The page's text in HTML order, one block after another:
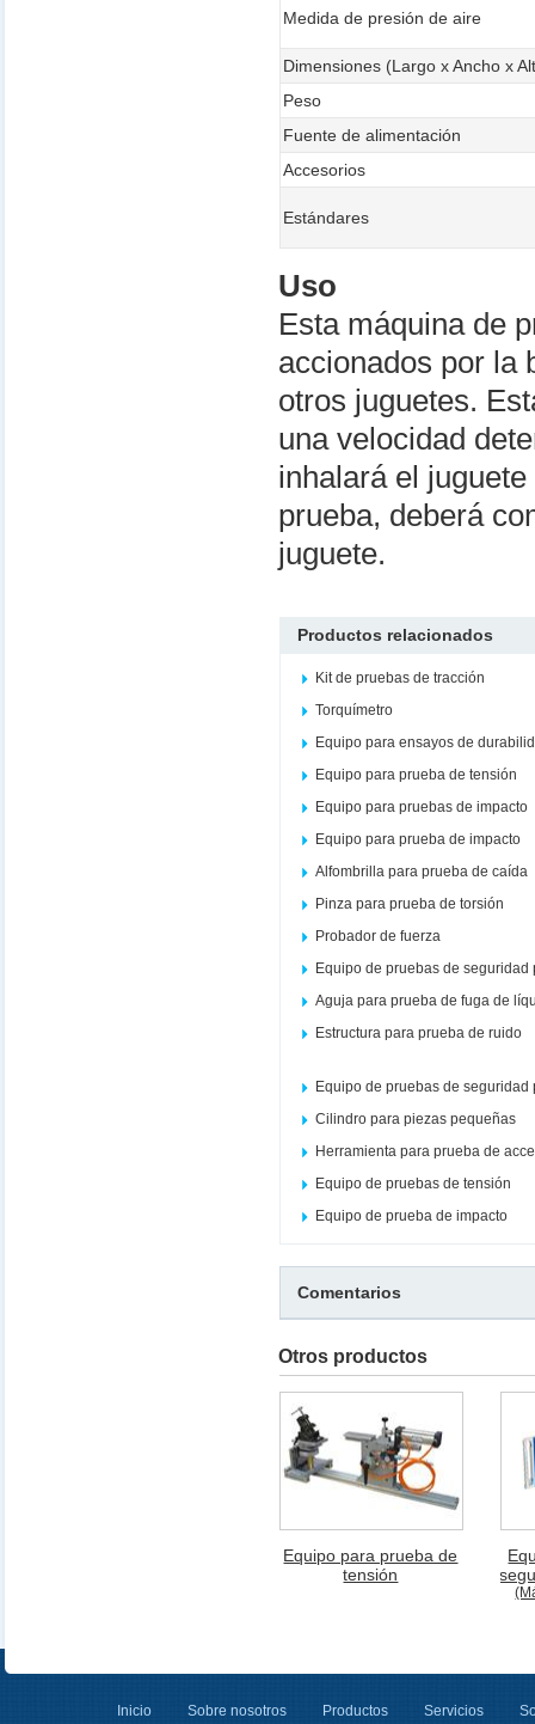
Medida de presión de aire
Dimensiones (Largo x Ancho x
Peso
Fuente de alimentación
Accesorios
Estándares
Uso
Esta máquina de
accionados por la
otros juguetes.
una velocidad
inhalará el
prueba, deberá
juguete.
Productos relacionados
Kit de pruebas de tracción
Torquímetro
Equipo para ensayos de
Equipo para prueba de tensión
Equipo para pruebas de impacto
Equipo para prueba de impacto
Alfombrilla para prueba de caída
Pinza para prueba de torsión
Probador de fuerza
Equipo de pruebas de seguridad
Aguja para prueba de fuga de
Estructura para prueba de ruido
Equipo de pruebas de seguridad
Cilindro para piezas pequeñas
Herramienta para prueba de
Equipo de pruebas de tensión
Equipo de prueba de impacto
Comentarios
Otros productos
Equipo para prueba de
tensión
Inicio Sobre nosotros Productos Servicios